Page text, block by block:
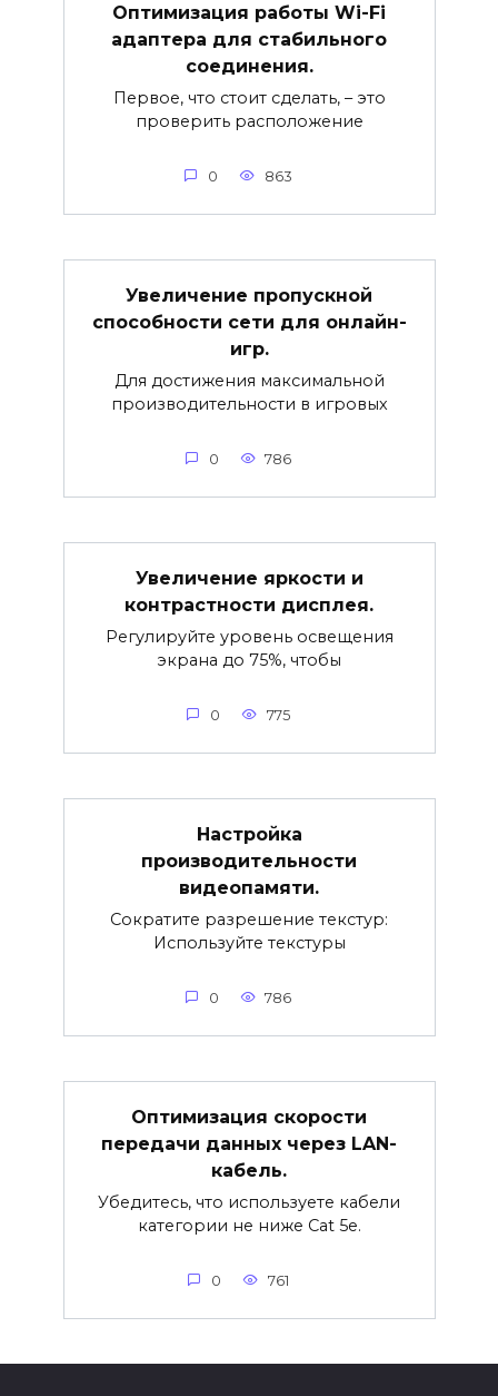
Оптимизация работы Wi-Fi
адаптера для стабильного
соединения.
Первое, что стоит сделать, – это
проверить расположение
0 863
Увеличение пропускной
способности сети для онлайн-
игр.
Для достижения максимальной
производительности в игровых
0 786
Увеличение яркости и
контрастности дисплея.
Регулируйте уровень освещения
экрана до 75%, чтобы
0 775
Настройка
производительности
видеопамяти.
Сократите разрешение текстур:
Используйте текстуры
0 786
Оптимизация скорости
передачи данных через LAN-
кабель.
Убедитесь, что используете кабели
категории не ниже Cat 5e.
0 761